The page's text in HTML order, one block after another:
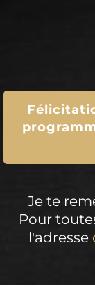
Je te
Pour
l'adresse